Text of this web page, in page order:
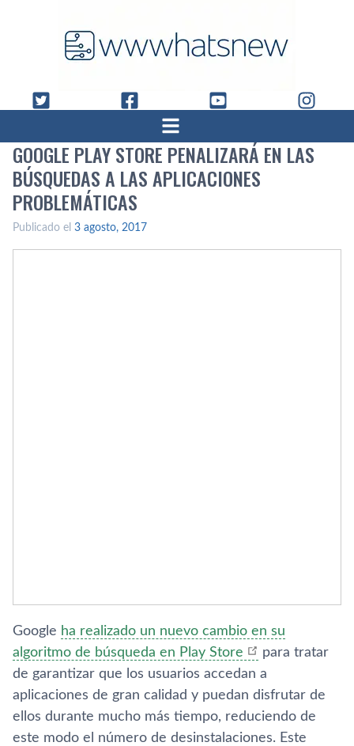
GOOGLE PLAY STORE PENALIZARÁ EN LAS
BÚSQUEDAS A LAS APLICACIONES
PROBLEMÁTICAS
Publicado el 3 agosto, 2017
Google ha realizado un nuevo cambio en su
algoritmo de búsqueda en Play Store
para tratar
de garantizar que los usuarios accedan a
aplicaciones de gran calidad y puedan disfrutar de
ellos durante mucho más tiempo, reduciendo de
este modo el número de desinstalaciones. Este